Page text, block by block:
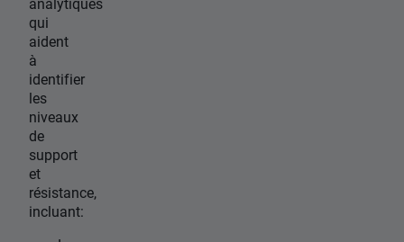
qui
aident
à
identifier
les
niveaux
de
support
et
résistance,
incluant: